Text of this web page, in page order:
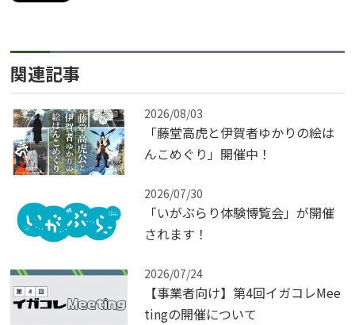
関連記事
2026/08/03
「藤堂高虎と伊賀者ゆかりの絵は
んこめぐり」開催中！
2026/07/30
「いがぶらり体験博覧会」が開催
されます！
2026/07/24
【事業者向け】第4回イガコレMee
tingの開催について